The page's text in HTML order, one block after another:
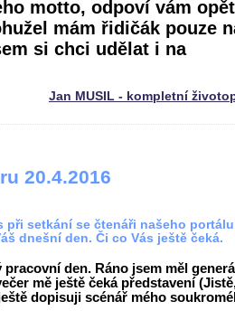
motto, odpoví vám opět
mám řidičák pouze
si chci udělat i na
Jan MUSIL - kompletní
20.4.2016
při setkání se čtenáři našeho
dnešní den. Či co Vás ještě čeká.
pracovní den. Ráno jsem měl
mě ještě čeká představení
dopisuji scénář mého